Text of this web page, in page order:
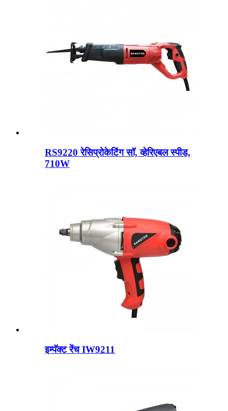
RS9220 रेसिप्रोकेटिंग सॉ, व्हेरिएबल स्पीड,
710W
इम्पॅक्ट रेंच IW9211